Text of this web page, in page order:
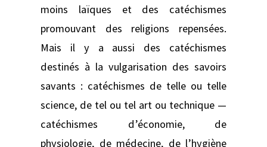
moins laïques et des catéchismes
promouvant des religions repensées.
Mais il y a aussi des catéchismes
destinés à la vulgarisation des savoirs
savants : catéchismes de telle ou telle
science, de tel ou tel art ou technique —
catéchismes d’économie, de
physiologie, de médecine, de l’hygiène